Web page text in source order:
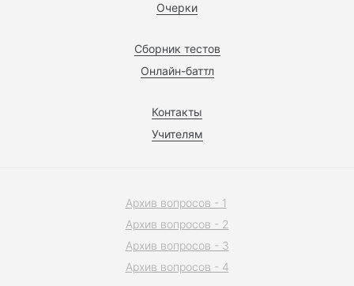
Очерки
Сборник тестов
Онлайн-баттл
Контакты
Учителям
Архив вопросов - 1
Архив вопросов - 2
Архив вопросов - 3
Архив вопросов - 4